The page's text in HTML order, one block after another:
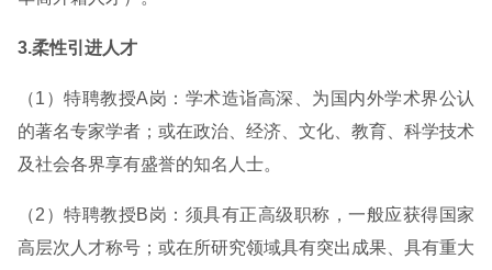
3.柔性引进人才
（1）特聘教授A岗：学术造诣高深、为国内外学术界公认
的著名专家学者；或在政治、经济、文化、教育、科学技术
及社会各界享有盛誉的知名人士。
（2）特聘教授B岗：须具有正高级职称，一般应获得国家
高层次人才称号；或在所研究领域具有突出成果、具有重大